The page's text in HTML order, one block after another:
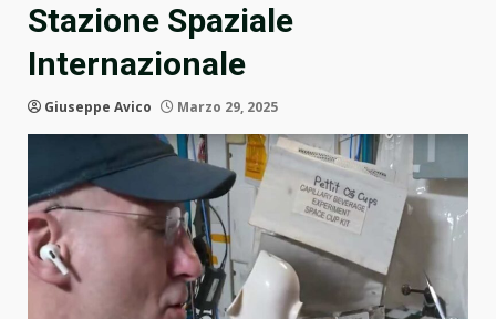
Stazione Spaziale
Internazionale
Giuseppe Avico Marzo 29, 2025